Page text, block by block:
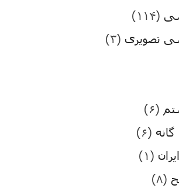
(۱۱۴)
تصویری (۳)
(۶)
گانه (۶)
(۱)
(۸)